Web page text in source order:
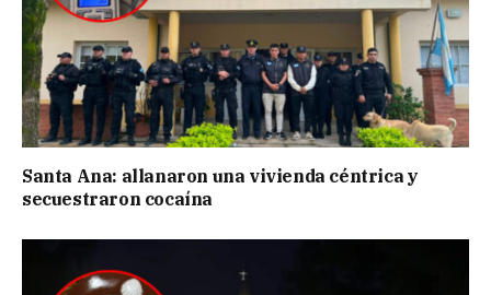
Santa Ana: allanaron una vivienda céntrica y
secuestraron cocaína